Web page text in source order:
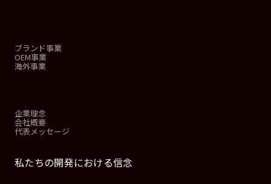
ブランド事業
OEM事業
海外事業
企業理念
会社概要
代表メッセージ
私たちの開発における信念